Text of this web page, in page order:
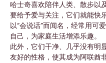
哈士奇喜欢陪伴人类、散步以
要给予爱与关注，它们就能快
以“会说话”而闻名，经常用可
自己，为家庭生活增添乐趣。
此外，它们干净、几乎没有明
友好的性格，使其成为阿联酋